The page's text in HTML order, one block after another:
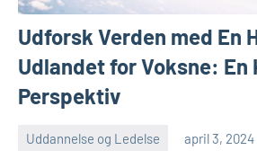
Udforsk Verden med En
Udlandet for Voksne: En
Perspektiv
Uddannelse og Ledelse april 3, 2024